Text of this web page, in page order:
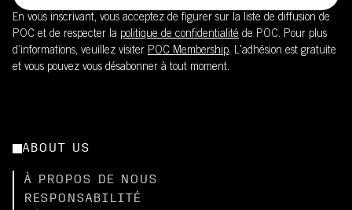
En vous inscrivant, vous acceptez de figurer sur la liste de diffusion de
POC et de respecter la politique de confidentialité de POC. Pour plus
d’informations, veuillez visiter POC Membership. L'adhésion est gratuite
et vous pouvez vous désabonner à tout moment.
ABOUT US
À PROPOS DE NOUS
RESPONSABILITÉ